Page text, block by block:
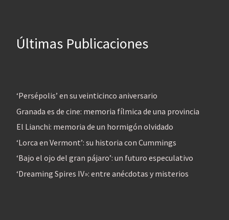
Últimas Publicaciones
‘Persépolis’ en su veinticinco aniversario
Granada es de cine: memoria fílmica de una provincia
El Lianchi: memoria de un hormigón olvidado
‘Lorca en Vermont’: su historia con Cummings
‘Bajo el ojo del gran pájaro’: un futuro especulativo
‘Dreaming Spires IV»: entre anécdotas y misterios